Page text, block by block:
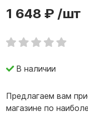
1 648 ₽ /шт
В наличии
Предлагаем вам
магазине по